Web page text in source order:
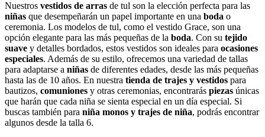
Nuestros vestidos de arras de tul son la elección perfecta para las
niñas que desempeñarán un papel importante en una boda o
ceremonia. Los modelos de tul, como el vestido Grace, son una
opción elegante para las más pequeñas de la boda. Con su tejido
suave y detalles bordados, estos vestidos son ideales para ocasiones
especiales. Además de su estilo, ofrecemos una variedad de tallas
para adaptarse a niñas de diferentes edades, desde las más pequeñas
hasta las de 10 años. En nuestra tienda de trajes y vestidos para
bautizos, comuniones y otras ceremonias, encontrarás piezas únicas
que harán que cada niña se sienta especial en un día especial. Si
buscas también para niña monos y trajes de niña, podrás encontrar
algunos desde la talla 6.